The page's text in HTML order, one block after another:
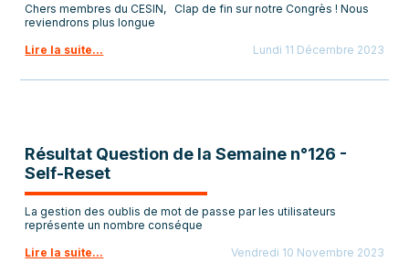
Chers membres du CESIN, Clap de fin sur notre Congrès ! Nous
reviendrons plus longue
Lire la suite...
Lundi 11 Décembre 2023
Résultat Question de la Semaine n°126 -
Self-Reset
La gestion des oublis de mot de passe par les utilisateurs
représente un nombre conséque
Lire la suite...
Vendredi 10 Novembre 2023